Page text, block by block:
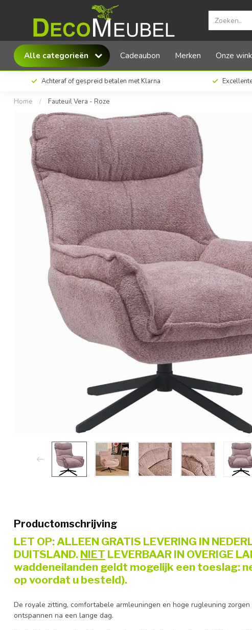
Alle categorieën Cadeaubon Merken Onze
Achteraf of gespreid betalen met Klarna
Home / Fauteuil Vera - Roze
Starfurn Fauteuil Vera - Roze
Productomschrijving
LET OP: ALLEEN GRATIS LEVERING IN
DUITSLAND. NIET LEVERBAAR IN OVERIGE
waddeneilanden geldt mogelijk een toeslag:
op voordat u besteld).
De royale zitting, comfortabele armleuningen en hoge rugleuning
ontspannen na een lange dag.